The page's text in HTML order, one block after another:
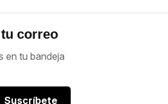
correo
en tu bandeja
Suscríbete